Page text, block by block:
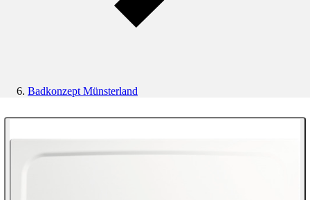
Badkonzept Münsterland